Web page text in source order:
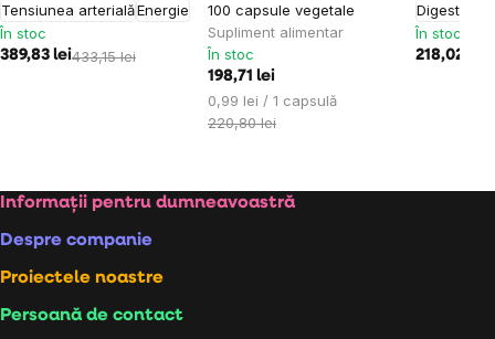
Tensiunea arterialăEnergie
În stoc
389,83 lei433,15 lei
100 capsule vegetale
Supliment alimentar
În stoc
198,71 lei
Evaluare
preţ:
0,99 lei / 1 capsulă
220,80 lei
Digestie
În stoc
218,02 lei
Subsol
Informații pentru dumneavoastră
Despre companie
Proiectele noastre
Persoană de contact